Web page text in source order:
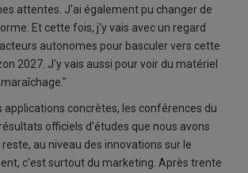
attentes. J'ai également pu changer de
Et cette fois, j'y vais avec un regard
autonomes pour basculer vers cette
2027. J'y vais aussi pour voir du matériel
applications concrètes, les conférences du
officiels d'études que nous avons
reste, au niveau des innovations sur le
c'est surtout du marketing. Après trente